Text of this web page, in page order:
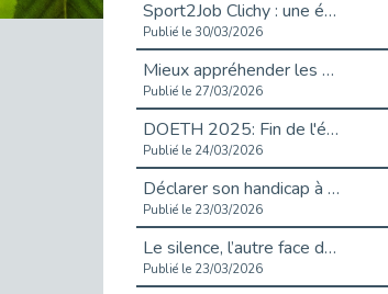
Sport2Job Clichy : une édition altoséquanaise avec Cap Emploi 92.
Publié le 30/03/2026
Mieux appréhender les enjeux du handicap singulier en entreprise - vidéo
Publié le 27/03/2026
DOETH 2025: Fin de l'écrêtement
Publié le 24/03/2026
Déclarer son handicap à son employeur : un levier professionnel ?
Publié le 23/03/2026
Le silence, l’autre face du recrutement : un appel au respect des candidats.
Publié le 23/03/2026